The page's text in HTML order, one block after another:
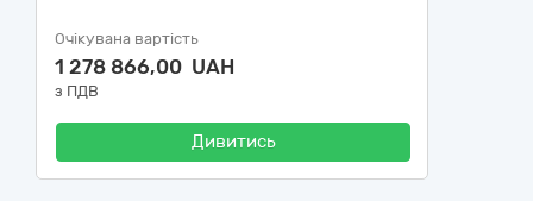
Очікувана вартість
1 278 866,00 UAH
з ПДВ
Дивитись